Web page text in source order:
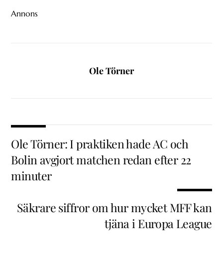
Annons
Ole Törner
Ole Törner: I praktiken hade AC och
Bolin avgjort matchen redan efter 22
minuter
Säkrare siffror om hur mycket MFF kan
tjäna i Europa League